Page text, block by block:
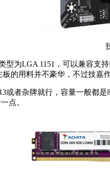
型为LGA 1151，可以兼容
的用料并不豪华，不过技嘉
或者杂牌就行，容量一般都
点。